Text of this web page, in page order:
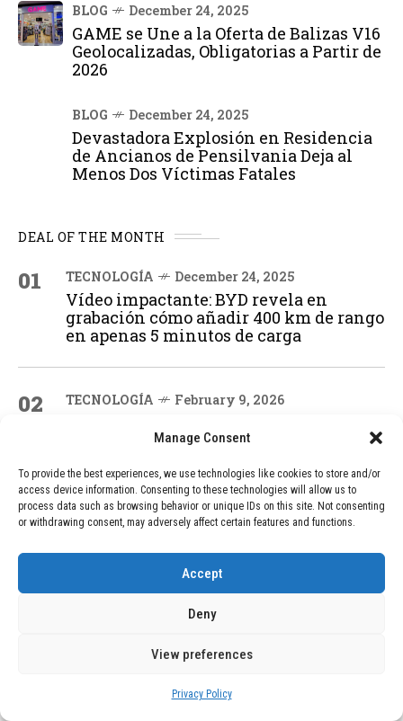
Manage Consent
To provide the best experiences, we use technologies like cookies to store and/or
access device information. Consenting to these technologies will allow us to
process data such as browsing behavior or unique IDs on this site. Not consenting
or withdrawing consent, may adversely affect certain features and functions.
Accept
Deny
View preferences
Privacy Policy
BLOG December 24, 2025
GAME se Une a la Oferta de Balizas V16
Geolocalizadas, Obligatorias a Partir de
2026
BLOG December 24, 2025
Devastadora Explosión en Residencia
de Ancianos de Pensilvania Deja al
Menos Dos Víctimas Fatales
DEAL OF THE MONTH
01 TECNOLOGÍA December 24, 2025
Vídeo impactante: BYD revela en
grabación cómo añadir 400 km de rango
en apenas 5 minutos de carga
02 TECNOLOGÍA February 9, 2026
ruedas todo terreno: este scooter cuesta
adquisición impresionante
GAME se Une a la Oferta de Balizas V16
Geolocalizadas, Obligatorias a Partir de
2026
December 24, 2025
Devastadora Explosión en Residencia
de Ancianos de Pensilvania Deja al